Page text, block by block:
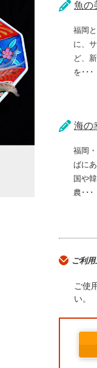
魚の
福岡
に、
ど、
を･･･
海の
福岡
ばに
国や
農･･･
ご利
ご使
い。